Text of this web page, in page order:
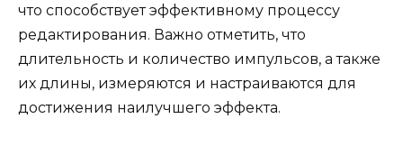
что способствует эффективному процессу
редактирования. Важно отметить, что
длительность и количество импульсов, а также
их длины, измеряются и настраиваются для
достижения наилучшего эффекта.